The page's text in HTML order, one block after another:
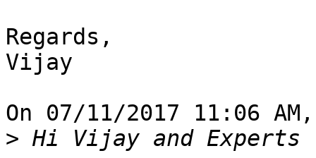
Regards,
Vijay
On 07/11/2017 11:06
>